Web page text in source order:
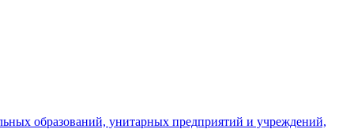
образований, унитарных предприятий и учреждений,